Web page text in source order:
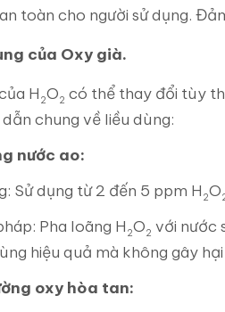
toàn cho người sử dụng.
của Oxy già.
H 2O2 có thể thay đổi tùy
chung về liều dùng:
nước ao:
Sử dụng từ 2 đến 5 ppm H 2O
Pha loãng H 2O2 với nước
hiệu quả mà không gây
oxy hòa tan: